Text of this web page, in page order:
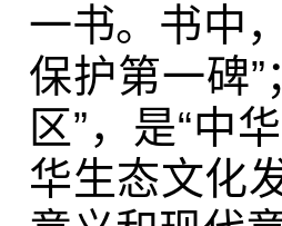
一书。书中
保护第一碑
区”，是“中
华生态文化